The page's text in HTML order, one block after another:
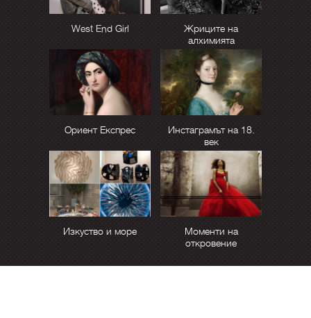
West End Girl
Жриците на
алхимията
Ориент Експрес
Инстаграмът на 18.
век
Изкуство и море
Моменти на
откровение